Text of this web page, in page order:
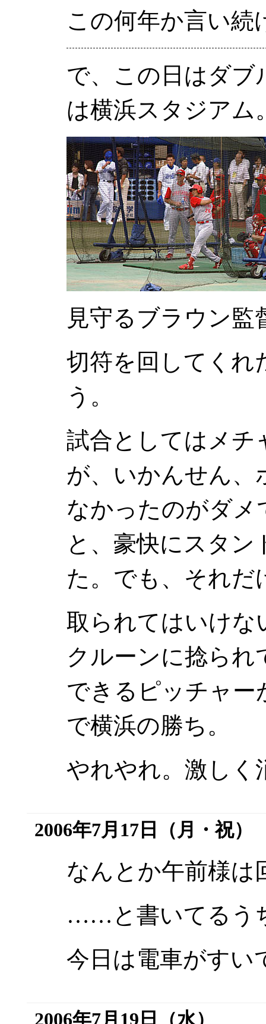
この何年か言い続
で、この日はダブ
は横浜スタジアム
見守るブラウン監
切符を回してくれ
う。
試合としてはメチ
が、いかんせん、
なかったのがダメ
と、豪快にスタン
た。でも、それ
取られてはいけな
クルーンに捻られ
できるピッチャー
で横浜の勝ち。
やれやれ。激しく
2006年7月17日（月・祝）
なんとか午前様は
……と書いてるう
今日は電車がすい
2006年7月19日（水）